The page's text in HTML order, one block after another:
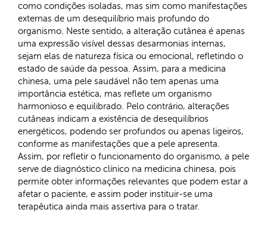
como condições isoladas, mas sim como manifestações
externas de um desequilíbrio mais profundo do
organismo. Neste sentido, a alteração cutânea é apenas
uma expressão visível dessas desarmonias internas,
sejam elas de natureza física ou emocional, refletindo o
estado de saúde da pessoa. Assim, para a medicina
chinesa, uma pele saudável não tem apenas uma
importância estética, mas reflete um organismo
harmonioso e equilibrado. Pelo contrário, alterações
cutâneas indicam a existência de desequilíbrios
energéticos, podendo ser profundos ou apenas ligeiros,
conforme as manifestações que a pele apresenta.
Assim, por refletir o funcionamento do organismo, a pele
serve de diagnóstico clínico na medicina chinesa, pois
permite obter informações relevantes que podem estar a
afetar o paciente, e assim poder instituir-se uma
terapêutica ainda mais assertiva para o tratar.